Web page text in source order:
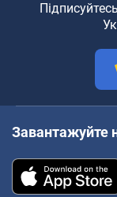
Завантажуйте